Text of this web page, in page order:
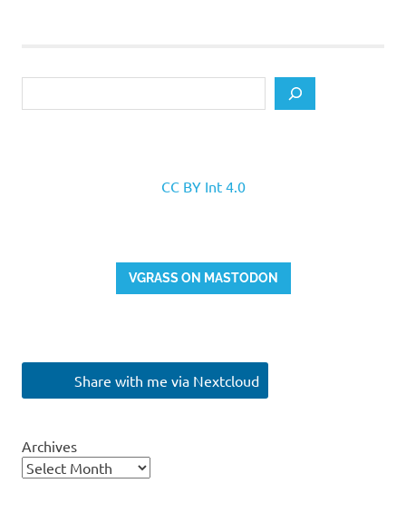
CC BY Int 4.0
VGRASS ON MASTODON
Share with me via Nextcloud
Archives